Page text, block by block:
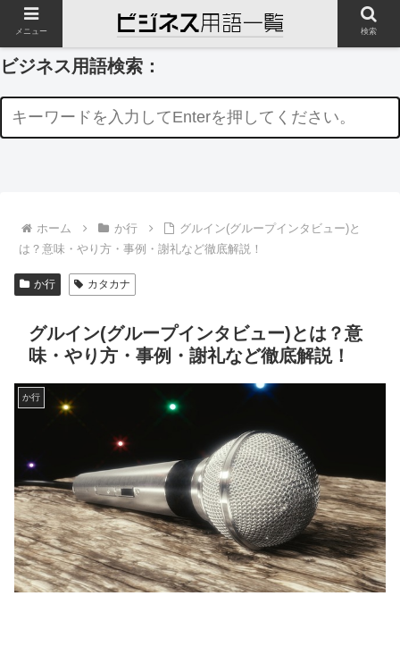
ビジネス用語検索：
ホーム か行
グルイン(グループインタビュー)と
は？意味・やり方・事例・謝礼など徹底解説！
か行 カタカナ
グルイン(グループインタビュー)とは？意
味・やり方・事例・謝礼など徹底解説！
か行
メニュー 検索